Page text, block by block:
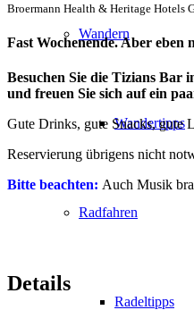
Wandern
Wandertipps
Radfahren
Radeltipps
Broermann Health & Heritage Hotels
Fast Wochenende. Aber eben
Besuchen Sie die Tizians Bar
und freuen Sie sich auf ein
Gute Drinks, gute Snacks, gute
Reservierung übrigens nicht
Bitte beachten: Auch Musik
Details